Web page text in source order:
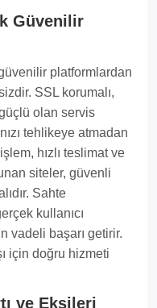
Güvenilir
platformlardan
SSL korumalı,
güçlü olan servis
tehlikeye atmadan
hızlı teslimat ve
siteler, güvenli
Sahte
kullanıcı
vadeli başarı getirir.
için doğru hizmeti
ve Eksileri